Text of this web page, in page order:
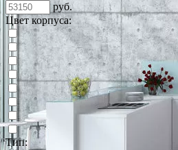
руб.
Цвет корпуса:
Тип: